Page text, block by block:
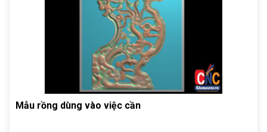
Mẫu rồng dùng vào việc cần